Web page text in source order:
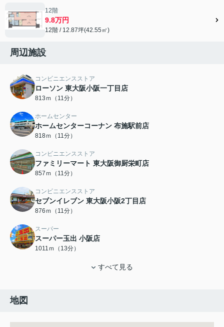
12階
9.8万円
12階 / 12.87坪(42.55㎡)
周辺施設
コンビニエンスストア
ローソン 東大阪小阪一丁目店
813ｍ（11分）
ホームセンター
ホームセンターコーナン 布施駅前店
818ｍ（11分）
コンビニエンスストア
ファミリーマート 東大阪御厨栄町店
857ｍ（11分）
コンビニエンスストア
セブンイレブン 東大阪小阪2丁目店
876ｍ（11分）
スーパー
スーパー玉出 小阪店
1011ｍ（13分）
すべて見る
地図